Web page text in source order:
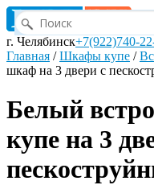
г. Челябинск+7(922)740-
Главная /Шкафы купе /
шкаф на 3 двери с
Белый
купе на 3